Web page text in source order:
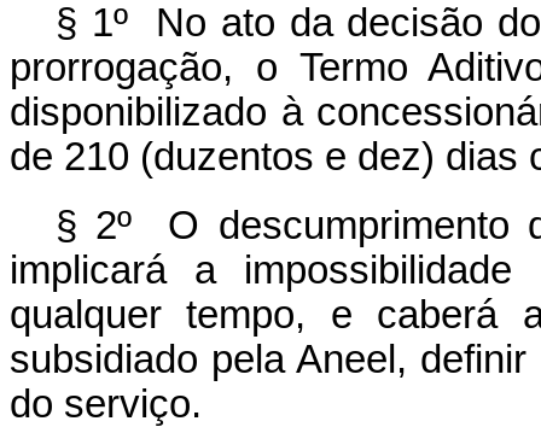
§ 1º No ato da decisão
prorrogação, o Termo
disponibilizado à
de 210 (duzentos e dez) dias
§ 2º O descumprimento
implicará a
qualquer tempo, e caberá
subsidiado pela Aneel,
do serviço.